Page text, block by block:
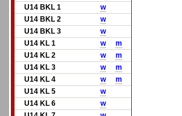
U14 BKL 1
w
U14 BKL 2
w
U14 BKL 3
w
U14 KL 1
w
m
U14 KL 2
w
m
U14 KL 3
w
m
U14 KL 4
w
m
U14 KL 5
w
U14 KL 6
w